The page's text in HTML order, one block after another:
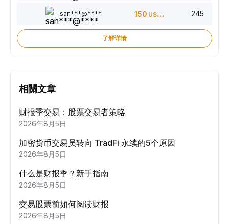
san***@**** 150 USDT 245
了解详情
相關文章
财报季交易：股票交易者策略
2026年8月5日
加密货币交易员转向 TradFi 永续的5个原因
2026年8月5日
什么是财报季？新手指南
2026年8月5日
交易股票前如何阅读财报
2026年8月5日